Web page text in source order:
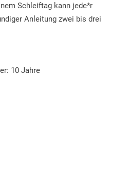
Schleiftag kann jede*r
Anleitung zwei bis drei
10 Jahre